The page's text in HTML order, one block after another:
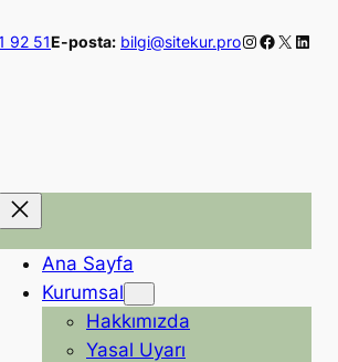
92 51E-posta: bilgi@sitekur.proInstagram
X
Ana Sayfa
Kurumsal
Hakkımızda
Yasal Uyarı